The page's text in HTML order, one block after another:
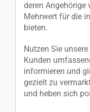
deren Angehörige
Mehrwert für die
bieten.
Nutzen Sie
Kunden
informieren und
gezielt zu
und heben sich